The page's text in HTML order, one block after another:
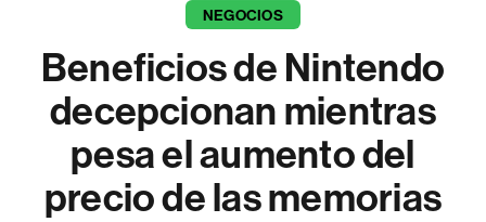
NEGOCIOS
Beneficios de Nintendo
decepcionan mientras
pesa el aumento del
precio de las memorias